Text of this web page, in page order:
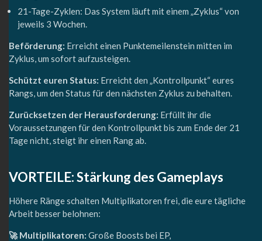
21-Tage-Zyklen: Das System läuft mit einem „Zyklus“ von
jeweils 3 Wochen.
Beförderung: Erreicht einen Punktemeilenstein mitten im
Zyklus, um sofort aufzusteigen.
Schützt euren Status: Erreicht den „Kontrollpunkt“ eures
Rangs, um den Status für den nächsten Zyklus zu behalten.
Zurücksetzen der Herausforderung: Erfüllt ihr die
Voraussetzungen für den Kontrollpunkt bis zum Ende der 21
Tage nicht, steigt ihr einen Rang ab.
VORTEILE: Stärkung des Gameplays
Höhere Ränge schalten Multiplikatoren frei, die eure tägliche
Arbeit besser belohnen:
🚀 Multiplikatoren: Große Boosts bei EP,